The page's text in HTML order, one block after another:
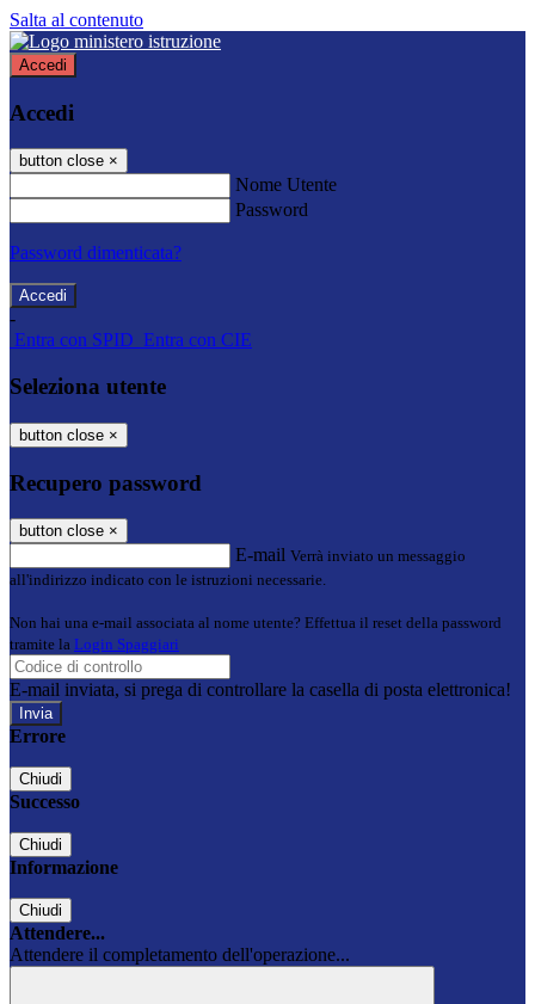
Salta al contenuto
Accedi
Accedi
button close ×
Nome Utente
Password
Password dimenticata?
-
Entra con SPID Entra con CIE
Seleziona utente
button close ×
Recupero password
button close ×
E-mail Verrà inviato un messaggio
all'indirizzo indicato con le istruzioni necessarie.
Non hai una e-mail associata al nome utente? Effettua il reset della password
tramite la Login Spaggiari
E-mail inviata, si prega di controllare la casella di posta elettronica!
Errore
Chiudi
Successo
Chiudi
Informazione
Chiudi
Attendere...
Attendere il completamento dell'operazione...